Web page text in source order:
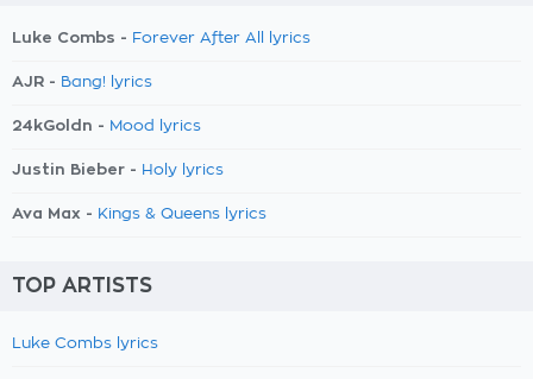
Luke Combs - Forever After All lyrics
AJR - Bang! lyrics
24kGoldn - Mood lyrics
Justin Bieber - Holy lyrics
Ava Max - Kings & Queens lyrics
TOP ARTISTS
Luke Combs lyrics